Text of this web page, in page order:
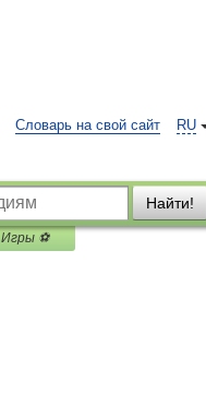
RU
Словарь на свой сайт
Найти!
Игры ⚽